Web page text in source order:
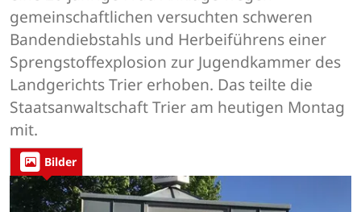
gemeinschaftlichen versuchten schweren
Bandendiebstahls und Herbeiführens einer
Sprengstoffexplosion zur Jugendkammer des
Landgerichts Trier erhoben. Das teilte die
Staatsanwaltschaft Trier am heutigen Montag
mit.
Bilder